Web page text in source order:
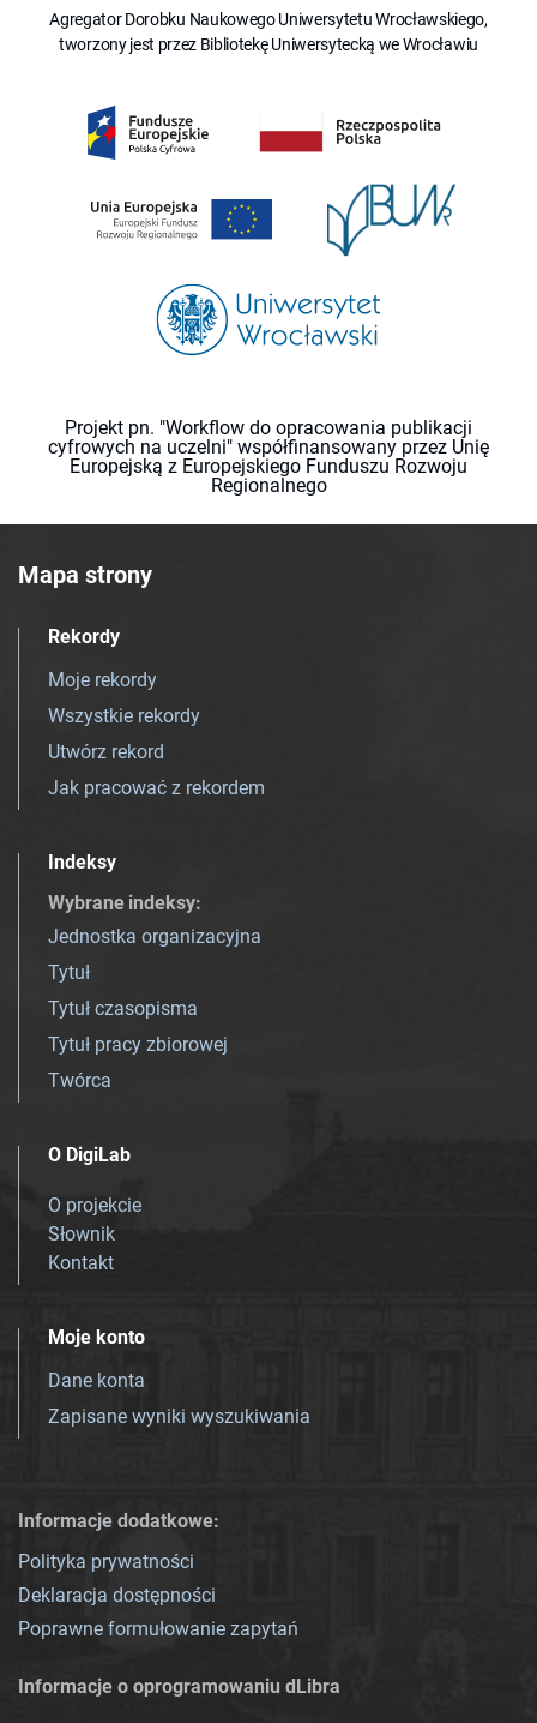
Agregator Dorobku Naukowego Uniwersytetu Wrocławskiego,
tworzony jest przez Bibliotekę Uniwersytecką we Wrocławiu
Projekt pn. "Workflow do opracowania publikacji
cyfrowych na uczelni" współfinansowany przez Unię
Europejską z Europejskiego Funduszu Rozwoju
Regionalnego
Mapa strony
Rekordy
Moje rekordy
Wszystkie rekordy
Utwórz rekord
Jak pracować z rekordem
Indeksy
Wybrane indeksy:
Jednostka organizacyjna
Tytuł
Tytuł czasopisma
Tytuł pracy zbiorowej
Twórca
O DigiLab
O projekcie
Słownik
Kontakt
Moje konto
Dane konta
Zapisane wyniki wyszukiwania
Informacje dodatkowe:
Polityka prywatności
Deklaracja dostępności
Poprawne formułowanie zapytań
Informacje o oprogramowaniu dLibra